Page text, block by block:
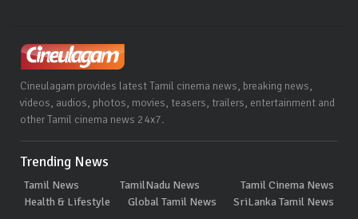
Cineulagam provides latest Tamil cinema news, breaking news,
videos, audios, photos, movies, teasers, trailers, entertainment and
other Tamil cinema news 24x7.
Trending News
Tamil News TamilNadu News
Tamil Cinema News
Health & Lifestyle
Global Tamil News SriLanka Tamil News